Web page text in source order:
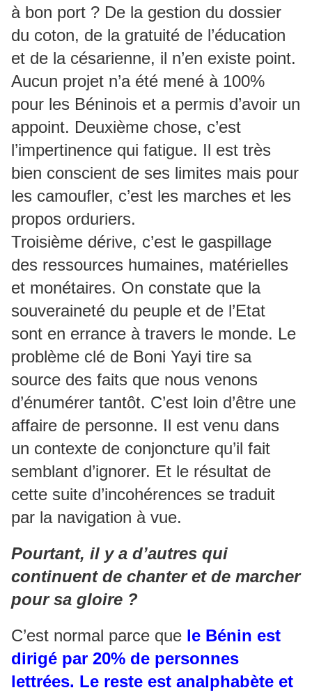
à bon port ? De la gestion du dossier
du coton, de la gratuité de l’éducation
et de la césarienne, il n’en existe point.
Aucun projet n’a été mené à 100%
pour les Béninois et a permis d’avoir un
appoint. Deuxième chose, c’est
l’impertinence qui fatigue. Il est très
bien conscient de ses limites mais pour
les camoufler, c’est les marches et les
propos orduriers.
Troisième dérive, c’est le gaspillage
des ressources humaines, matérielles
et monétaires. On constate que la
souveraineté du peuple et de l’Etat
sont en errance à travers le monde. Le
problème clé de Boni Yayi tire sa
source des faits que nous venons
d’énumérer tantôt. C’est loin d’être une
affaire de personne. Il est venu dans
un contexte de conjoncture qu’il fait
semblant d’ignorer. Et le résultat de
cette suite d’incohérences se traduit
par la navigation à vue.
Pourtant, il y a d’autres qui
continuent de chanter et de marcher
pour sa gloire ?
C’est normal parce que le Bénin est
dirigé par 20% de personnes
lettrées. Le reste est analphabète et